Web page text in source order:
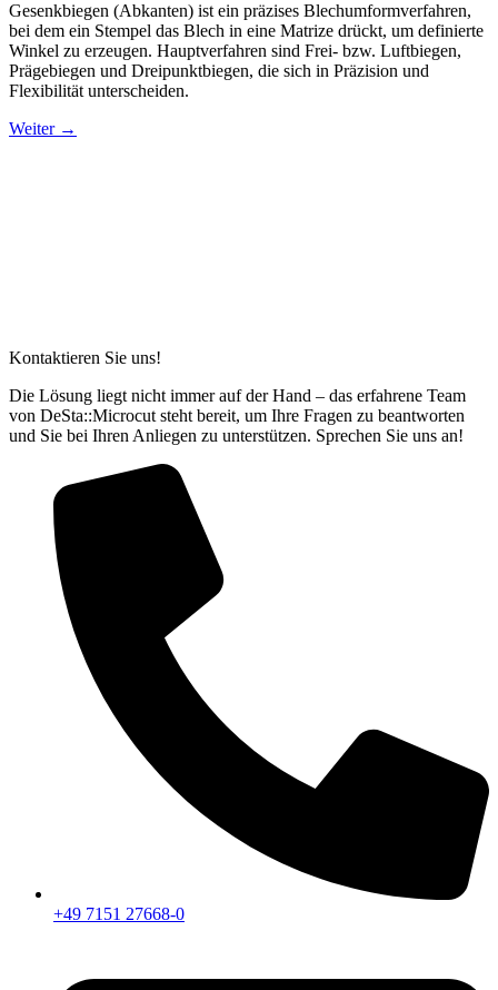
Gesenkbiegen (Abkanten) ist ein präzises Blechumformverfahren,
bei dem ein Stempel das Blech in eine Matrize drückt, um definierte
Winkel zu erzeugen. Hauptverfahren sind Frei- bzw. Luftbiegen,
Prägebiegen und Dreipunktbiegen, die sich in Präzision und
Flexibilität unterscheiden.
Weiter →
Kontaktieren Sie uns!
Die Lösung liegt nicht immer auf der Hand – das erfahrene Team
von DeSta::Microcut steht bereit, um Ihre Fragen zu beantworten
und Sie bei Ihren Anliegen zu unterstützen. Sprechen Sie uns an!
+49 7151 27668-0